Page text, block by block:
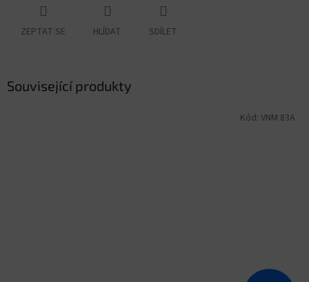
ZEPTAT SE HLÍDAT SDÍLET
Související produkty
Kód: VNM 83A